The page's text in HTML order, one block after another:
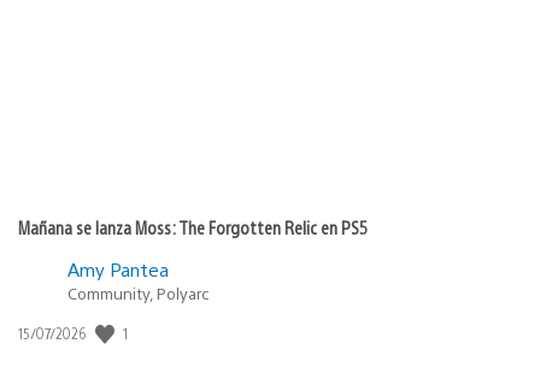
Mañana se lanza Moss: The Forgotten Relic en PS5
Amy Pantea
Community, Polyarc
Fecha
15/07/2026 1